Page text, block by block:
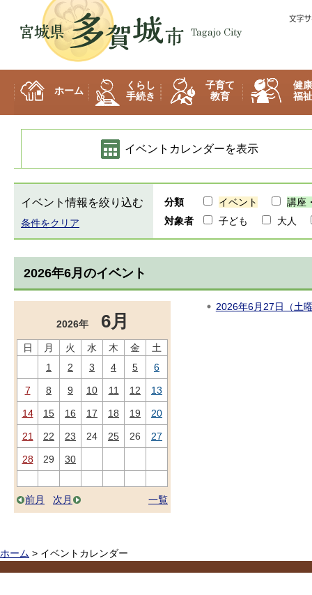
多賀城市
ホーム
くらし
手続き
子育て
教育
健康
福祉
イベントカレンダーを表示
イベント情報を絞り込む
条件をクリア
分類 イベント
講座
対象者
子ども 大人
2026年6月のイベント
2026年 6月
日 月 火 水 木 金
土
1
2 3 4 5 6
7 8 9 10 11 12 13
14 15 16 17 18 19 20
21 22 23 24 25 26 27
28 29 30
前月 一覧
次月
2026年6月27日（土
ホーム > イベントカレンダー